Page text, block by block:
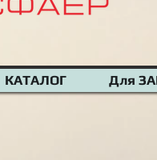
КАТАЛОГ Для